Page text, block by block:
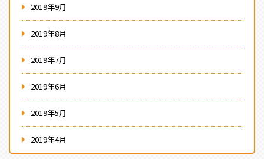
2019年9月
2019年8月
2019年7月
2019年6月
2019年5月
2019年4月